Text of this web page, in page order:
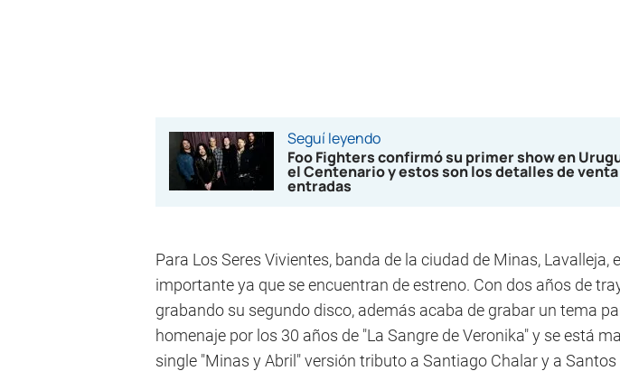
Seguí leyendo
Foo Fighters confirmó su primer show en
el Centenario y estos son los detalles de venta
entradas
Para Los Seres Vivientes, banda de la ciudad de Minas, Lavalleja,
importante ya que se encuentran de estreno. Con dos años de
grabando su segundo disco, además acaba de grabar un tema
homenaje por los 30 años de "La Sangre de Veronika" y se está
single "Minas y Abril" versión tributo a Santiago Chalar y a